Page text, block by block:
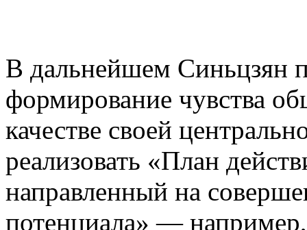
В дальнейшем Синьцзян
формирование чувства
качестве своей
реализовать «План
направленный на
потенциала» — например,